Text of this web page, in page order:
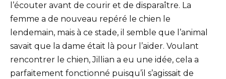
l’écouter avant de courir et de disparaître. La
femme a de nouveau repéré le chien le
lendemain, mais à ce stade, il semble que l’animal
savait que la dame était là pour l’aider. Voulant
rencontrer le chien, Jillian a eu une idée, cela a
parfaitement fonctionné puisqu’il s’agissait de